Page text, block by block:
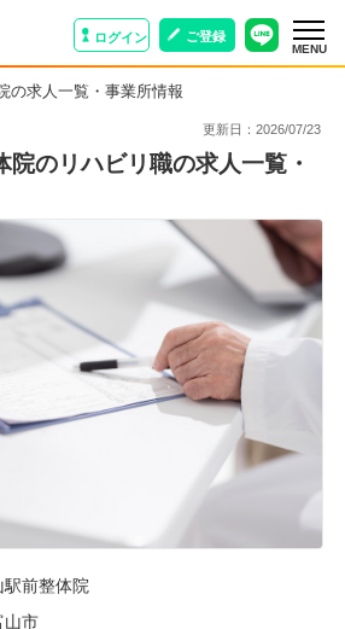
ログイン ご登録
MENU
求人一覧・事業所情報
更新日： 2026/07/23
のリハビリ職の求人一覧・
前整体院
山市